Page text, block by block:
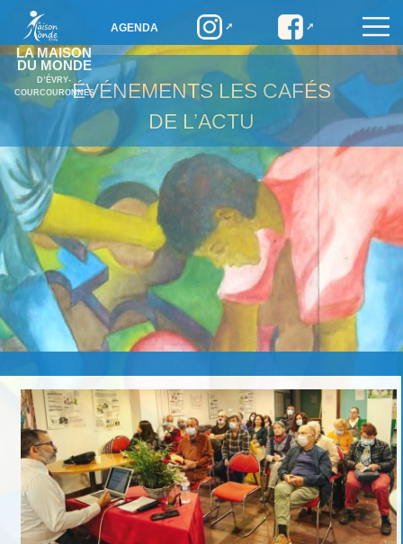
LA MAISON
DU MONDE
D’ÉVRY-
COURCOURONNES
AGENDA
ÉVÉNEMENTS LES CAFÉS
DE L’ACTU